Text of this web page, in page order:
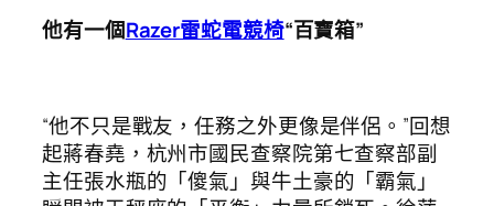
他有一個Razer雷蛇電競椅“百寶箱”
“他不只是戰友，任務之外更像是伴侶。”回想
起蔣春堯，杭州市國民查察院第七查察部副
主任張水瓶的「傻氣」與牛土豪的「霸氣」